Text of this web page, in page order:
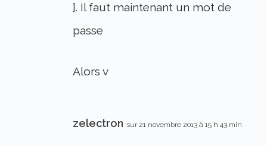
]. Il faut maintenant un mot de
passe
Alors v
zelectron sur 21 novembre 2013 à 15 h 43 min